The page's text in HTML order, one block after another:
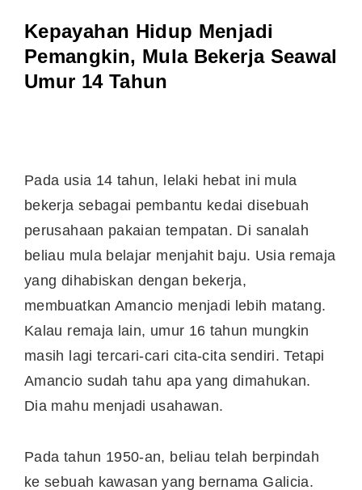
Kepayahan Hidup Menjadi
Pemangkin, Mula Bekerja Seawal
Umur 14 Tahun
Pada usia 14 tahun, lelaki hebat ini mula
bekerja sebagai pembantu kedai disebuah
perusahaan pakaian tempatan. Di sanalah
beliau mula belajar menjahit baju. Usia remaja
yang dihabiskan dengan bekerja,
membuatkan Amancio menjadi lebih matang.
Kalau remaja lain, umur 16 tahun mungkin
masih lagi tercari-cari cita-cita sendiri. Tetapi
Amancio sudah tahu apa yang dimahukan.
Dia mahu menjadi usahawan.
Pada tahun 1950-an, beliau telah berpindah
ke sebuah kawasan yang bernama Galicia.